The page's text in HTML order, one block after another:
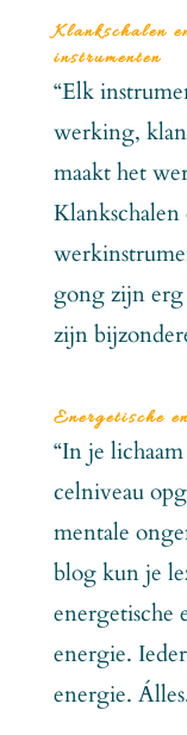
Klankschalen
instrumenten
“Elk
werking,
maakt het
gong zijn
zijn
Energetische
“In je
celniveau
mentale
blog kun je
energetische
energie.
energie.